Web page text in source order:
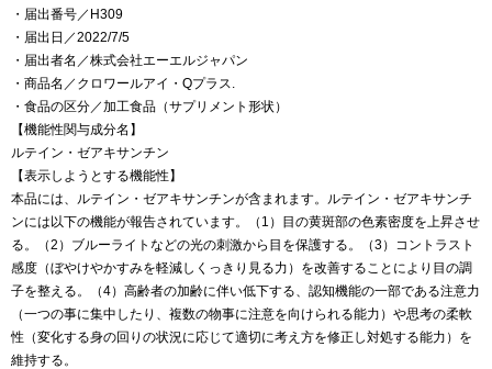
・届出番号／H309
・届出日／2022/7/5
・届出者名／株式会社エーエルジャパン
・商品名／クロワールアイ・Qプラス.
・食品の区分／加工食品（サプリメント形状）
【機能性関与成分名】
ルテイン・ゼアキサンチン
【表示しようとする機能性】
本品には、ルテイン・ゼアキサンチンが含まれます。ルテイン・ゼアキサンチ
ンには以下の機能が報告されています。（1）目の黄斑部の色素密度を上昇させ
る。（2）ブルーライトなどの光の刺激から目を保護する。（3）コントラスト
感度（ぼやけやかすみを軽減しくっきり見る力）を改善することにより目の調
子を整える。（4）高齢者の加齢に伴い低下する、認知機能の一部である注意力
（一つの事に集中したり、複数の物事に注意を向けられる能力）や思考の柔軟
性（変化する身の回りの状況に応じて適切に考え方を修正し対処する能力）を
維持する。